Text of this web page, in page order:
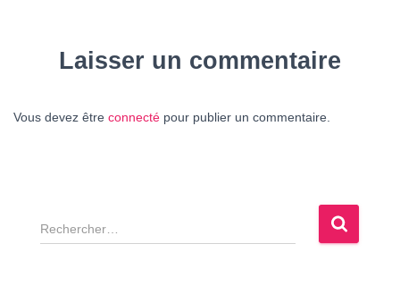
Laisser un commentaire
Vous devez être connecté pour publier un commentaire.
R
e